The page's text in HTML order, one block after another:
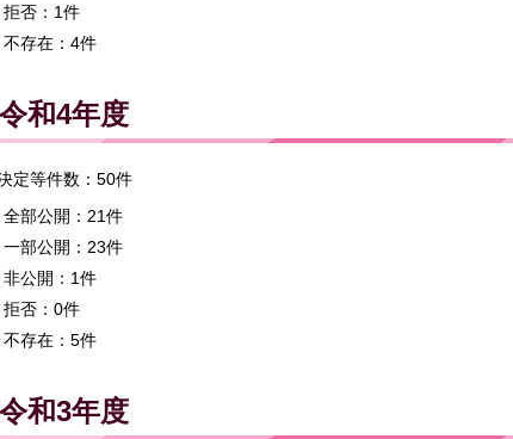
拒否：1件
不存在：4件
令和4年度
定等件数：50件
全部公開：21件
一部公開：23件
非公開：1件
拒否：0件
不存在：5件
令和3年度